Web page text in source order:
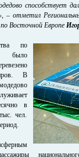
способствует
– отметил
Восточной Европе
по
было
В
в
чел.